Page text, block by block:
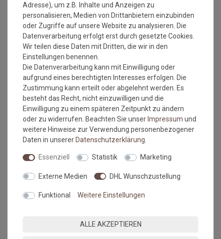
Versandkostenfrei*
Fussmatte Salonloewe
Schuhparkplatz Umbrella
30x100 cm
Grundpreis:40,95 €/Stück
Versandkostenfrei*
Versandkostenfrei*
Fussmatte Salonloewe
Schwarz 75x120 cm
Grundpreis:85,95 €/Stück
inkl. ges. MwSt.
Versandkostenfrei*
NEU
Adresse), um z.B. Inhalte und Anzeigen zu
personalisieren, Medien von Drittanbietern einzubinden
oder Zugriffe auf unsere Website zu analysieren. Die
Datenverarbeitung erfolgt erst durch gesetzte Cookies.
Wir teilen diese Daten mit Dritten, die wir in den
Einstellungen benennen.
Die Datenverarbeitung kann mit Einwilligung oder
aufgrund eines berechtigten Interesses erfolgen. Die
Zustimmung kann erteilt oder abgelehnt werden. Es
besteht das Recht, nicht einzuwilligen und die
Einwilligung zu einem späteren Zeitpunkt zu ändern
oder zu widerrufen. Beachten Sie unser Impressum und
weitere Hinweise zur Verwendung personenbezogener
Daten in unserer Daten­schutz­erklärung
Essenziell Statistik Marketing
Externe Medien DHL Wunschzustellung
Funktional Weitere Einstellungen
ALLE AKZEPTIEREN